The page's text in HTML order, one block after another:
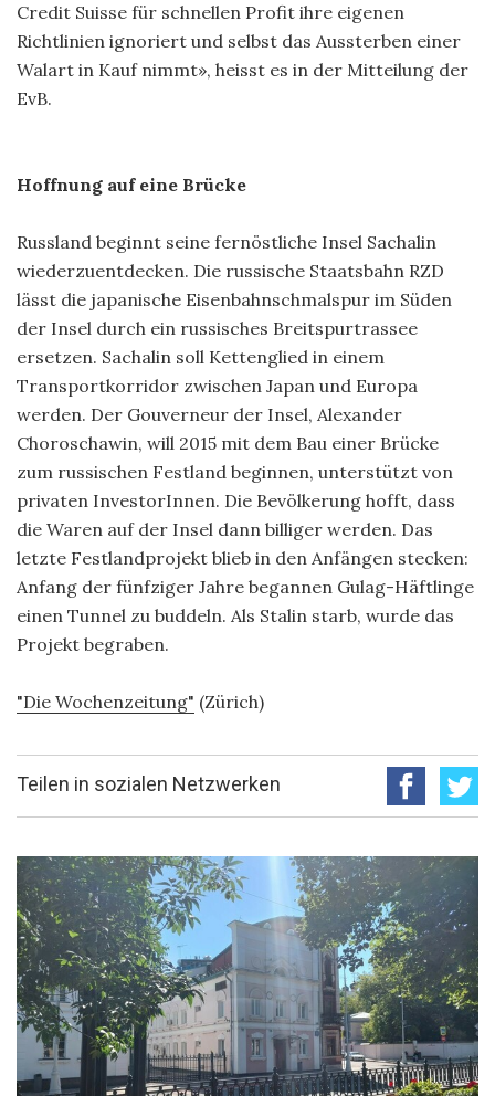
Credit Suisse für schnellen Profit ihre eigenen
Richtlinien ignoriert und selbst das Aussterben einer
Walart in Kauf nimmt», heisst es in der Mitteilung der
EvB.
Hoffnung auf eine Brücke
Russland beginnt seine fernöstliche Insel Sachalin
wiederzuentdecken. Die russische Staatsbahn RZD
lässt die japanische Eisenbahnschmalspur im Süden
der Insel durch ein russisches Breitspurtrassee
ersetzen. Sachalin soll Kettenglied in einem
Transportkorridor zwischen Japan und Europa
werden. Der Gouverneur der Insel, Alexander
Choroschawin, will 2015 mit dem Bau einer Brücke
zum russischen Festland beginnen, unterstützt von
privaten InvestorInnen. Die Bevölkerung hofft, dass
die Waren auf der Insel dann billiger werden. Das
letzte Festlandprojekt blieb in den Anfängen stecken:
Anfang der fünfziger Jahre begannen Gulag-Häftlinge
einen Tunnel zu buddeln. Als Stalin starb, wurde das
Projekt begraben.
"Die Wochenzeitung" (Zürich)
Teilen in sozialen Netzwerken